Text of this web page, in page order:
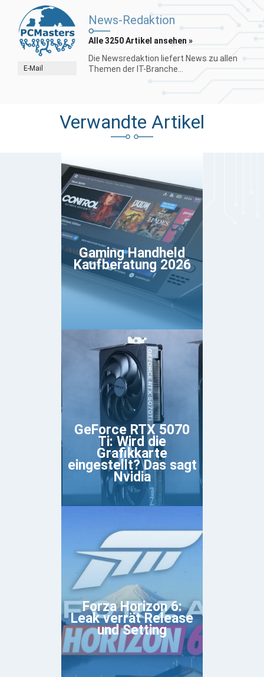
E-Mail
News-Redaktion
Alle 3250 Artikel ansehen »
Die Newsredaktion liefert News zu allen
Themen der IT-Branche...
Verwandte Artikel
Gaming Handheld
Kaufberatung 2026
GeForce RTX 5070
Ti: Wird die
Grafikkarte
eingestellt? Das sagt
Nvidia
Forza Horizon 6:
Leak verrät Release
und Setting